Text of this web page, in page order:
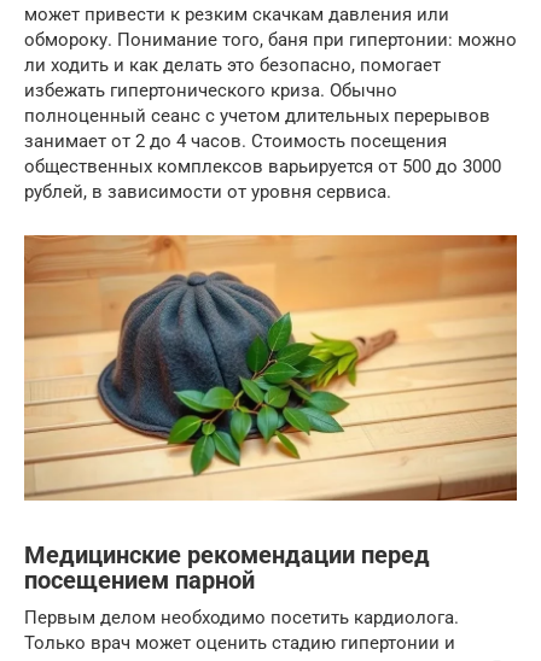
может привести к резким скачкам давления или
обмороку. Понимание того, баня при гипертонии: можно
ли ходить и как делать это безопасно, помогает
избежать гипертонического криза. Обычно
полноценный сеанс с учетом длительных перерывов
занимает от 2 до 4 часов. Стоимость посещения
общественных комплексов варьируется от 500 до 3000
рублей, в зависимости от уровня сервиса.
Медицинские рекомендации перед
посещением парной
Первым делом необходимо посетить кардиолога.
Только врач может оценить стадию гипертонии и